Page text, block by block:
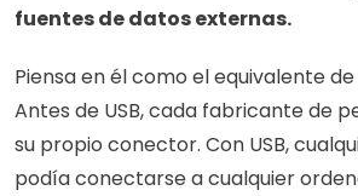
fuentes de datos externas.
Piensa en él como el equivalente de
Antes de USB, cada fabricante de
su propio conector. Con USB,
podía conectarse a cualquier